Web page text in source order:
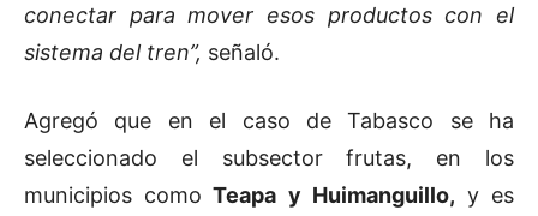
conectar para mover esos productos con el
sistema del tren”, señaló.
Agregó que en el caso de Tabasco se ha
seleccionado el subsector frutas, en los
municipios como Teapa y Huimanguillo, y es